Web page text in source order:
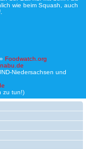
wie beim Squash, auch
Foodwatch.org
Niedersachsen und
zu tun!)